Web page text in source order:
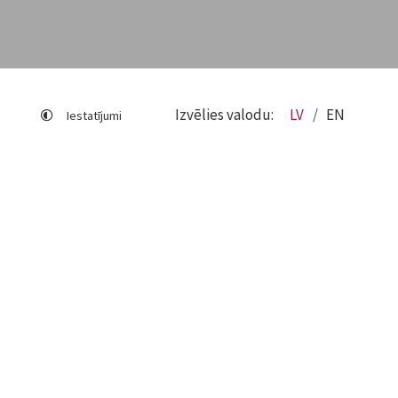
Iestatījumi Izvēlies valodu: LV EN